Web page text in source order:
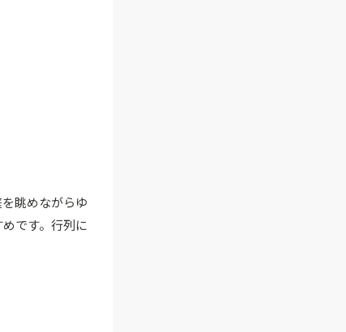
眺めながらゆ
です。行列に